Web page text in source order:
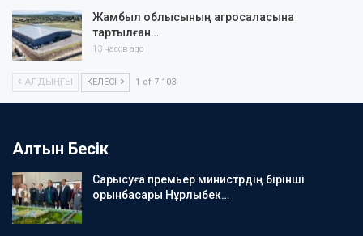
Жамбыл облысының агросаласына
тартылған…
13 часов ago
АЛДЫҢҒЫ КЕЛЕСІ 1 of 7 103
Алтын Бесік
Сарысуға премьер министрдің бірінші
орынбасары Нұрлыбек…